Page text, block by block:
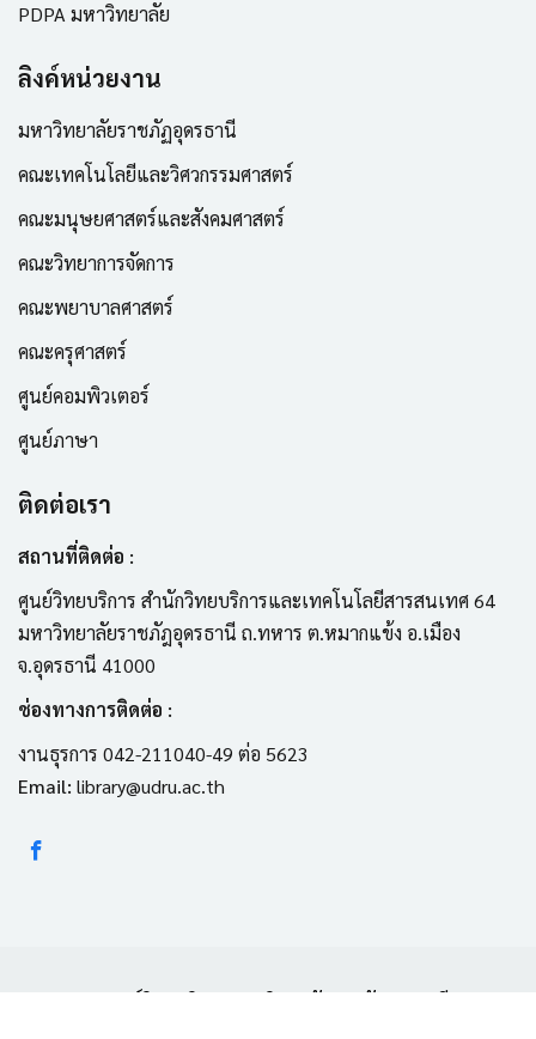
PDPA มหาวิทยาลัย
ลิงค์หน่วยงาน
มหาวิทยาลัยราชภัฏอุดรธานี
คณะเทคโนโลยีและวิศวกรรมศาสตร์
คณะมนุษยศาสตร์และสังคมศาสตร์
คณะวิทยาการจัดการ
คณะพยาบาลศาสตร์
คณะครุศาสตร์
ศูนย์คอมพิวเตอร์
ศูนย์ภาษา
ติดต่อเรา
สถานที่ติดต่อ :
ศูนย์วิทยบริการ สำนักวิทยบริการและเทคโนโลยีสารสนเทศ 64
มหาวิทยาลัยราชภัฎอุดรธานี ถ.ทหาร ต.หมากแข้ง อ.เมือง
จ.อุดรธานี 41000
ช่องทางการติดต่อ :
งานธุรการ 042-211040-49 ต่อ 5623
Email: library@udru.ac.th